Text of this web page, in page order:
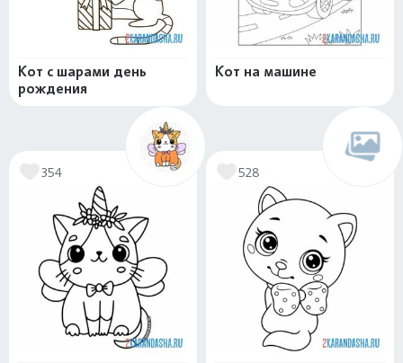
Кот с шарами день
рождения
Кот на машине
354 528